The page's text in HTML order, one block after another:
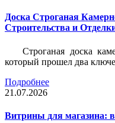
Доска Строганая
Строительства и
Строганая доска
который прошел два
Подробнее
21.07.2026
Витрины для магазина: